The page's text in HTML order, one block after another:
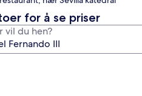
for å se priser
vil du hen?